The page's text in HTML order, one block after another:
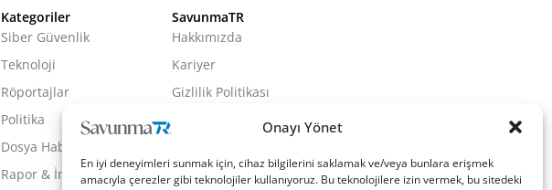
Onayı Yönet
En iyi deneyimleri sunmak için, cihaz bilgilerini saklamak ve/veya bunlara erişmek
amacıyla çerezler gibi teknolojiler kullanıyoruz. Bu teknolojilere izin vermek, bu sitedeki
Kategoriler
Siber Güvenlik
Teknoloji
Röportajlar
Politika
Dosya Haber
Rapor & İnfografik
SavunmaTR
Hakkımızda
Kariyer
Gizlilik Politikası